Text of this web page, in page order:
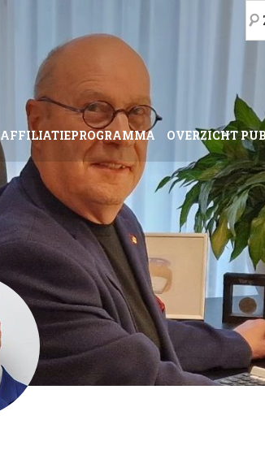
op
AFFILIATIEPROGRAMMA OVERZICHT